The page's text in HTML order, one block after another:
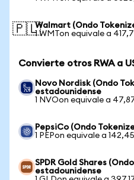
🇵🇱Walmart (Ondo
1 WMTon equivale a
Convierte otros RWA a
Novo Nordisk (Ondo
estadounidense
1 NVOon equivale a
PepsiCo (Ondo
1 PEPon equivale a
SPDR Gold Shares
estadounidense